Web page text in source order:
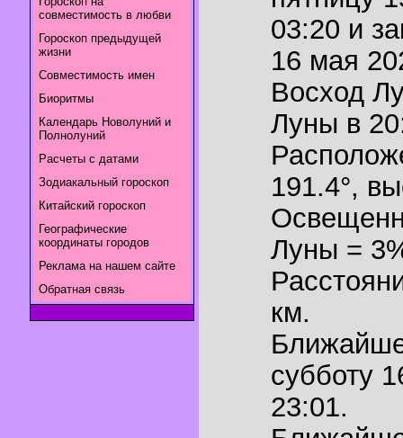
совместимость в любви
Гороскоп предыдущей
жизни
Совместимость имен
Биоритмы
Календарь Новолуний и
Полнолуний
Расчеты с датами
Зодиакальный гороскоп
Китайский гороскоп
Географические
координаты городов
Реклама на нашем сайте
Обратная связь
03:20 и
16 мая
Восход
Луны в
191.4°,
Луны =
км.
субботу
23:01.